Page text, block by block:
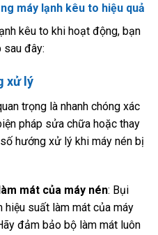
máy lạnh kêu to hiệu quả
kêu to khi hoạt động, bạn
sau đây:
xử lý
trọng là nhanh chóng xác
pháp sửa chữa hoặc thay
hướng xử lý khi máy nén bị
mát của máy nén: Bụi
hiệu suất làm mát của máy
đảm bảo bộ làm mát luôn